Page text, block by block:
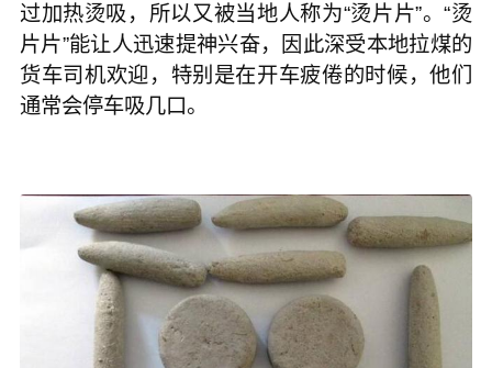
过加热烫吸，所以又被当地人称为“烫片片”。“烫
片片”能让人迅速提神兴奋，因此深受本地拉煤的
货车司机欢迎，特别是在开车疲倦的时候，他们
通常会停车吸几口。